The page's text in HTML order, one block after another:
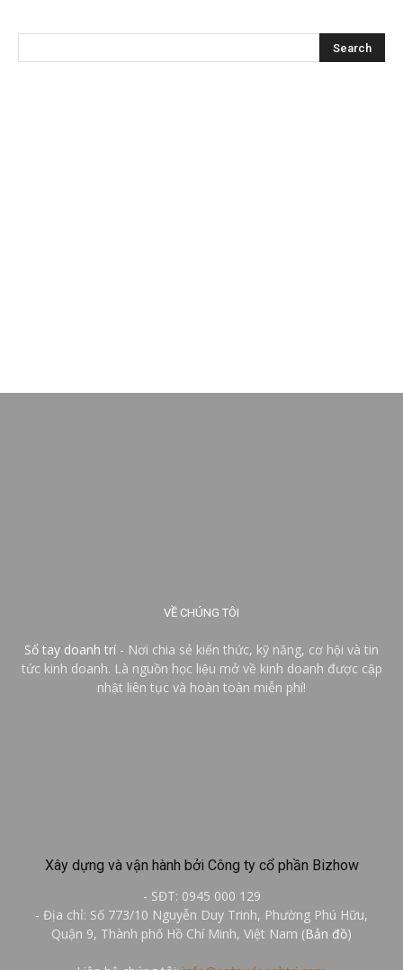
VỀ CHÚNG TÔI
Sổ tay doanh trí - Nơi chia sẻ kiến thức, kỹ năng, cơ hội và tin
tức kinh doanh. Là nguồn học liệu mở về kinh doanh được cập
nhật liên tục và hoàn toàn miễn phí!
Xây dựng và vận hành bởi Công ty cổ phần Bizhow
- SĐT: 0945 000 129
- Địa chỉ: Số 773/10 Nguyễn Duy Trinh, Phường Phú Hữu,
Quận 9, Thành phố Hồ Chí Minh, Việt Nam (Bản đồ)